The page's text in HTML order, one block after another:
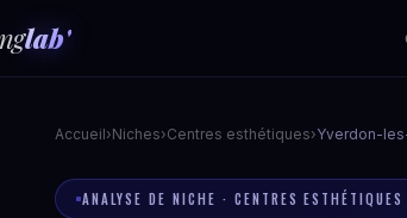
lab'
Accueil›Niches›Centres esthétiques›Yverdon-
ANALYSE DE NICHE · CENTRES